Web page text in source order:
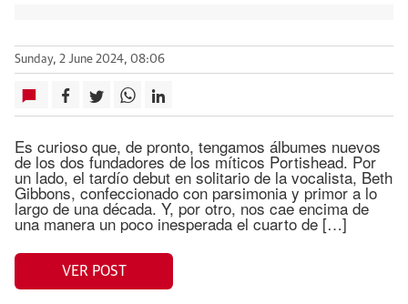
Sunday, 2 June 2024, 08:06
Es curioso que, de pronto, tengamos álbumes nuevos
de los dos fundadores de los míticos Portishead. Por
un lado, el tardío debut en solitario de la vocalista, Beth
Gibbons, confeccionado con parsimonia y primor a lo
largo de una década. Y, por otro, nos cae encima de
una manera un poco inesperada el cuarto de […]
VER POST